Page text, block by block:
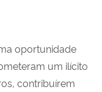
oportunidade
um ilícito
contribuírem